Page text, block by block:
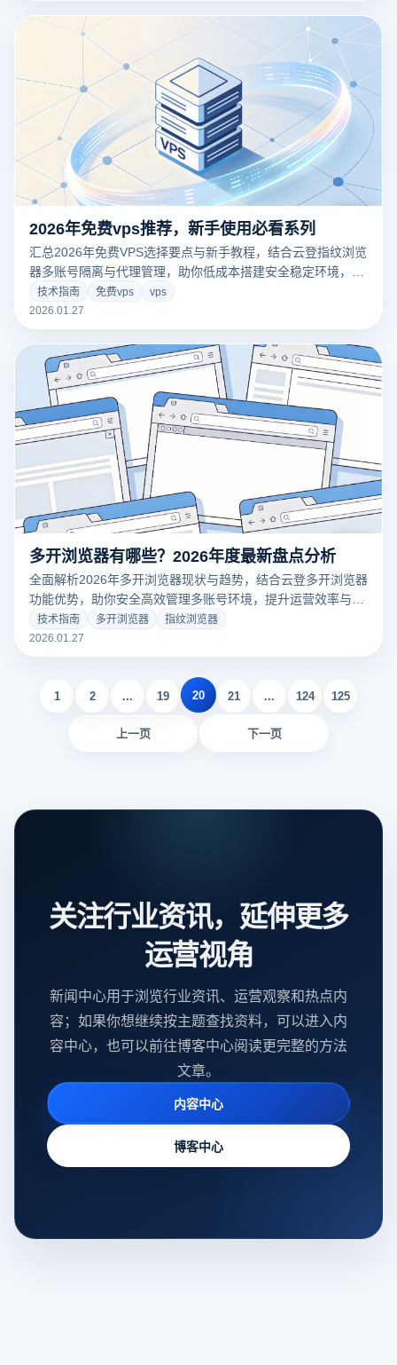
2026年免费vps推荐，新手使用必看系列
汇总2026年免费VPS选择要点与新手教程，结合云登指纹浏览
器多账号隔离与代理管理，助你低成本搭建安全稳定环境，提
升跨境业务效率，立即了解实操指南与避坑建议
技术指南 免费vps
vps
2026.01.27
多开浏览器有哪些？2026年度最新盘点分析
全面解析2026年多开浏览器现状与趋势，结合云登多开浏览器
功能优势，助你安全高效管理多账号环境，提升运营效率与稳
定性。
技术指南 多开浏览器
指纹浏览器
2026.01.27
上一页
1 2 ... 19 20 21 ... 124 125
下一页
关注行业资讯，延伸更多
运营视角
新闻中心用于浏览行业资讯、运营观察和热点内
容；如果你想继续按主题查找资料，可以进入内
容中心，也可以前往博客中心阅读更完整的方法
文章。
内容中心
博客中心